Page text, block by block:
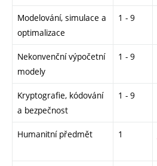
Modelování, simulace a
optimalizace
1 - 9
Nekonvenční výpočetní
modely
1 - 9
Kryptografie, kódování
a bezpečnost
1 - 9
Humanitní předmět 1